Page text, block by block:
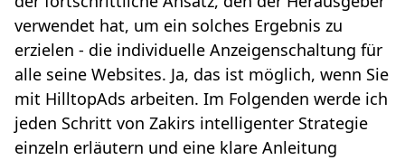
verwendet hat, um ein solches Ergebnis zu
erzielen - die individuelle Anzeigenschaltung für
alle seine Websites. Ja, das ist möglich, wenn Sie
mit HilltopAds arbeiten. Im Folgenden werde ich
jeden Schritt von Zakirs intelligenter Strategie
einzeln erläutern und eine klare Anleitung